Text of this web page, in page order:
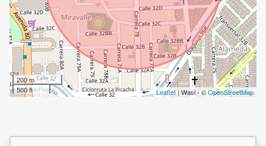
200 m
500 ft
Leaflet| Wasi - ©OpenStreetMap